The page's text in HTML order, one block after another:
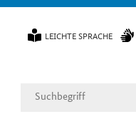
LEICHTE SPRACHE